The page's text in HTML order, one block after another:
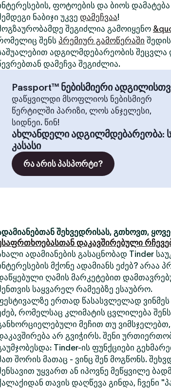
ფოტოების და ბიოს
ნაბიჯი უკვე დამეჩვაა!
შეგიძლია გამოიყენო
შენს პრემიურ გამოწერაში
ადგილმდებარეობის შეცვლა
დამეჩვა შეგიძლია.
Passport™ ნებისმიერი
დაწყვილდი მსოფლიოს ნებისმიერ
წერტილში პარიზი, ლოს ანჯელესი,
სიდნეი. წინ!
ახლანდელი ადგილმდებარეობა:
კასასი
რა არის პასპორტი?
შეხვედრისას, გთხოვთ,
დაკავშირებული
ადამიანების გასაცნობად Tinder
მქონე ადამიანს ეძებ?
ღამის მარკეტებით
საყვარელ რამეებზე ესაუბრო.
ერთად წასასვლელად ვინმეს
რომელსაც კლიმატის ცვლილება
მეჩით თუ
არ გვიჭირს. შენი
Tinder-ის ფუნქციები
შორის მათაც - ვინც შენ მოგწონს.
უყვართ ან იპოვნე მეწყვილე
თავის დაღწევა გინდა, ჩვენი